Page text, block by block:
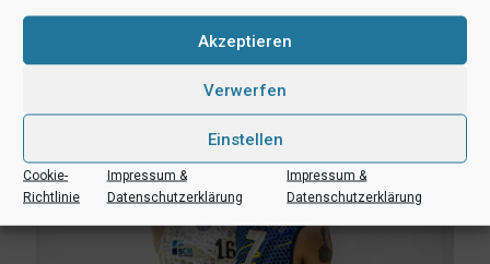
Akzeptieren
Verwerfen
Einstellen
Cookie-
Richtlinie
Impressum &
Datenschutzerklärung
Impressum &
Datenschutzerklärung